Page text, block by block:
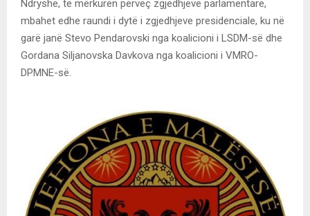
Ndryshe, të mërkurën përveç zgjedhjeve parlamentare,
mbahet edhe raundi i dytë i zgjedhjeve presidenciale, ku në
garë janë Stevo Pendarovski nga koalicioni i LSDM-së dhe
Gordana Siljanovska Davkova nga koalicioni i VMRO-
DPMNE-së.